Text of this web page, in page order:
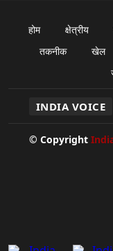
होम क्षेत्रीय
तकनीक
खेल
INDIA VOICE
© Copyright